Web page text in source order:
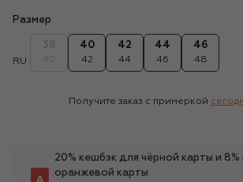
Размер
RU
40
42
42
44
44
46
46
48
Получите заказ с примеркой
20% кешбэк для чёрной карты и 8%
оранжевой карты